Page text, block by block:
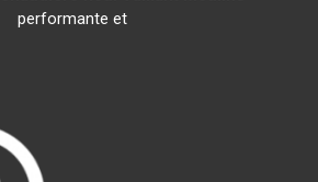
performante et